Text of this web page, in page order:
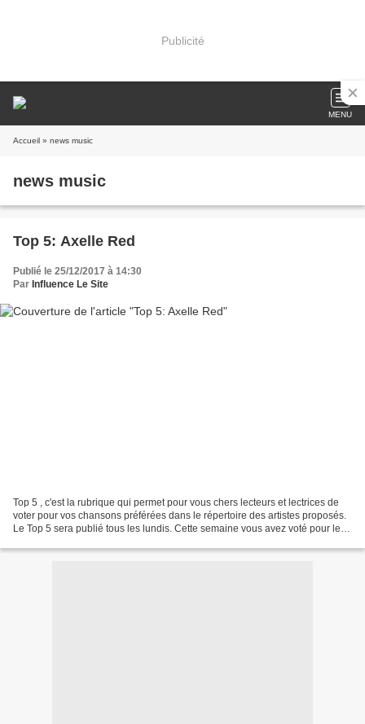
Publicité
MENU
Accueil » news music
news music
Top 5: Axelle Red
Publié le 25/12/2017 à 14:30
Par Influence Le Site
Top 5 , c'est la rubrique qui permet pour vous chers lecteurs et lectrices de
voter pour vos chansons préférées dans le répertoire des artistes proposés.
Le Top 5 sera publié tous les lundis. Cette semaine vous avez voté pour les